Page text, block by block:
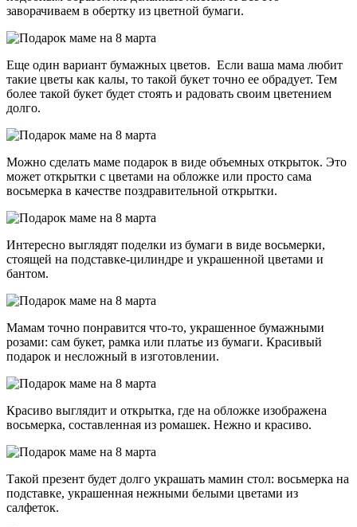
заворачиваем в обертку из цветной бумаги.
Еще один вариант бумажных цветов. Если ваша мама любит
такие цветы как калы, то такой букет точно ее обрадует. Тем
более такой букет будет стоять и радовать своим цветением
долго.
Можно сделать маме подарок в виде объемных открыток. Это
может открытки с цветами на обложке или просто сама
восьмерка в качестве поздравительной открытки.
Интересно выглядят поделки из бумаги в виде восьмерки,
стоящей на подставке-цилиндре и украшенной цветами и
бантом.
Мамам точно понравится что-то, украшенное бумажными
розами: сам букет, рамка или платье из бумаги. Красивый
подарок и несложный в изготовлении.
Красиво выглядит и открытка, где на обложке изображена
восьмерка, составленная из ромашек. Нежно и красиво.
Такой презент будет долго украшать мамин стол: восьмерка на
подставке, украшенная нежными белыми цветами из
салфеток.